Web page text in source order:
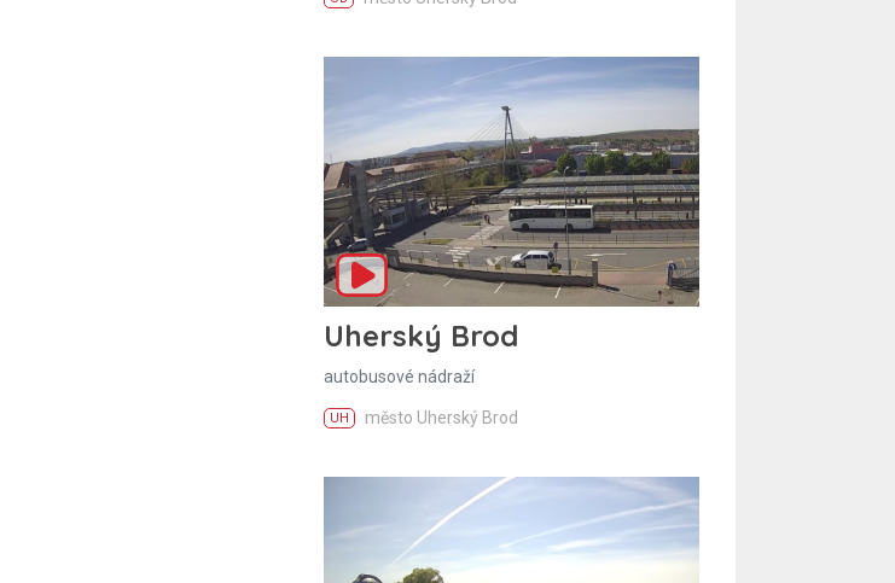
Uherský Brod
autobusové nádraží
UH město Uherský Brod